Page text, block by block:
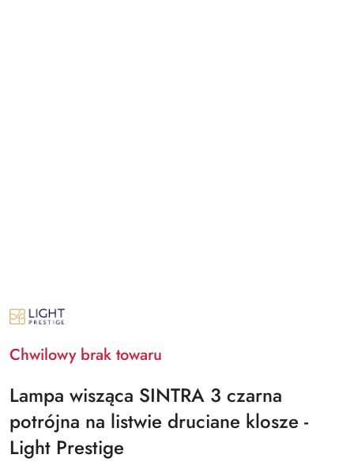
NAZWA
PRODUCENTA:
PRESTIGE
Chwilowy brak towaru
Lampa wisząca SINTRA 3 czarna
potrójna na listwie druciane klosze -
Light Prestige